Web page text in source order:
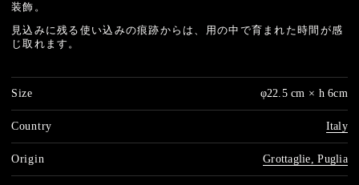
装飾。
見込みに残る使い込みの痕跡からは、用の中で育まれた時間が感
じ取れます。
Size φ22.5 cm × h 6cm
Country Italy
Origin Grottaglie, Puglia